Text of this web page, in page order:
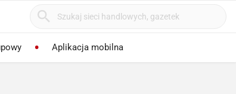
Aplikacja mobilna